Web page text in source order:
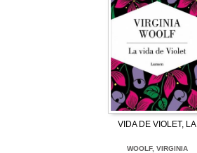
VIDA DE VIOLET, LA
WOOLF, VIRGINIA